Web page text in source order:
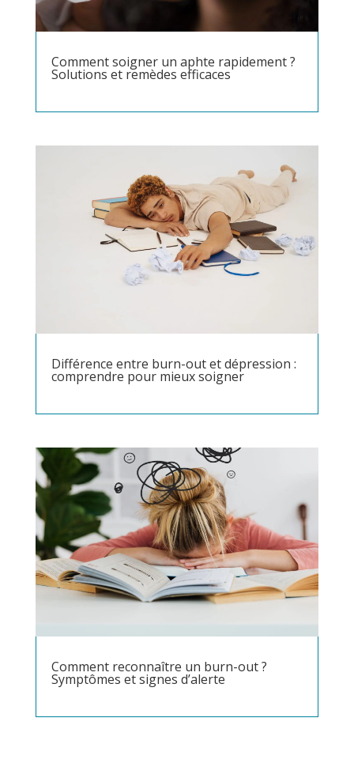
Comment soigner un aphte rapidement ?
Solutions et remèdes efficaces
Différence entre burn-out et dépression :
comprendre pour mieux soigner
Comment reconnaître un burn-out ?
Symptômes et signes d’alerte